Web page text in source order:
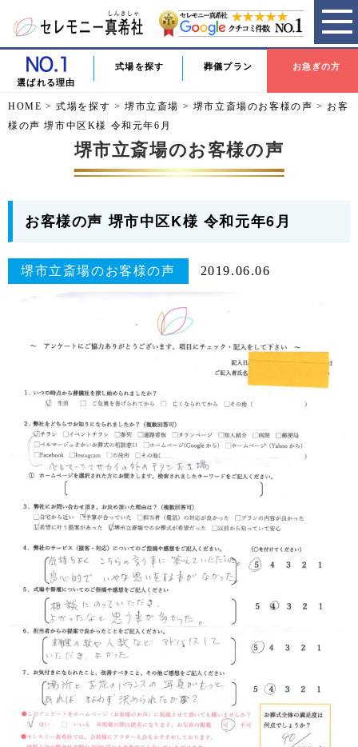
選ばれる理由
式場を探す 葬儀プラン お急ぎの方
HOME >式場を探す >堺市立斎場 > 堺市立斎場のお客様の声 > お客
様の声 堺市中区K様 令和元年6月
堺市立斎場のお客様の声
お客様の声 堺市中区K様 令和元年6月
堺市立斎場のお客様の声 2019.06.06